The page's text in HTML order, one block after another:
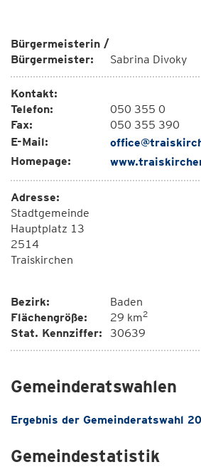
Bürgermeisterin /
Bürgermeister:
Sabrina Divoky
Kontakt:
Telefon:
050 355 0
Fax:
050 355 390
E-Mail:
Homepage:
Adresse:
Stadtgemeinde
Hauptplatz 13
2514
Traiskirchen
Bezirk:
Baden
Flächengröße:
29 km2
Stat. Kennziffer: 30639
Gemeinderatswahlen
Ergebnis der Gemeinderatswahl
Gemeindestatistik